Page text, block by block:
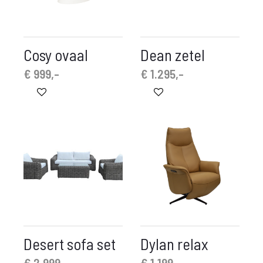
Cosy ovaal
€ 999,-
Dean zetel
€1.295,-
Desert sofa set Dylan relax